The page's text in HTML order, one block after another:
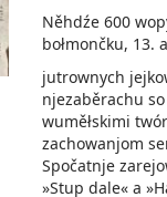
Něhdźe 600
bołmončku, 13.
jutrownych
njezaběrachu
wuměłskimi
zachowanjom
Spočatnje
»Stup dale« a